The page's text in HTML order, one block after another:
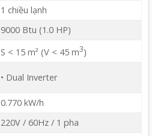
1 chiều lạnh
9000 Btu (1.0 HP)
S < 15 m² (V < 45 m3)
• Dual Inverter
0.770 kW/h
220V / 60Hz / 1 pha